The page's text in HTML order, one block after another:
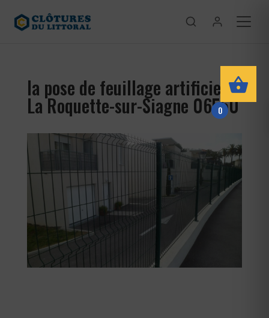
la pose de feuillage artificiel
La Roquette-sur-Siagne 06550
0